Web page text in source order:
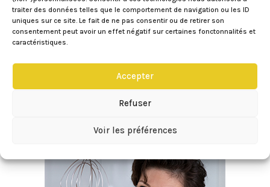
traiter des données telles que le comportement de navigation ou les ID
uniques sur ce site. Le fait de ne pas consentir ou de retirer son
consentement peut avoir un effet négatif sur certaines fonctonnalités et
caractéristiques.
Accepter
Refuser
Voir les préférences
Et oui on n’y pense pas assez, mais comme tout
le reste de notre corps, nos sourcils
demandent à être entretenus. Jusqu’à présent,
leurs envies. J’intervenais uniquement pour les
épiler une fois par...
« Entrées précédentes